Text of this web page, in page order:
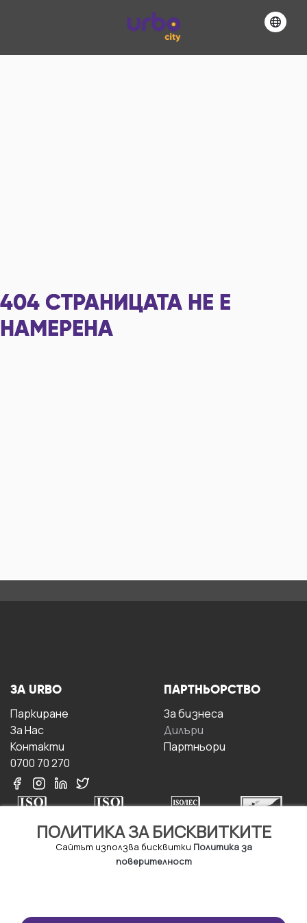
404 СТРАНИЦАТА НЕ Е
НАМЕРЕНА
ПОЛИТИКА ЗА БИСКВИТКИТЕ
Сайтът използва бисквитки Политика за
поверителност
ЗА URBO
Паркиране
За Hас
Контакти
0700 70 270
ПАРТНЬОРСТВО
За бизнесa
Дилъри
Партньори
Правила и условия за